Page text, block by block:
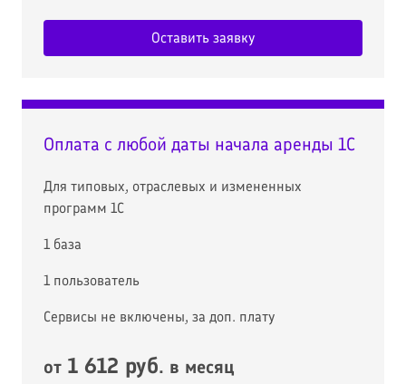
Оставить заявку
Оплата с любой даты начала аренды 1С
Для типовых, отраслевых и измененных
программ 1С
1 база
1 пользователь
Сервисы не включены, за доп. плату
от 1 612 руб. в месяц